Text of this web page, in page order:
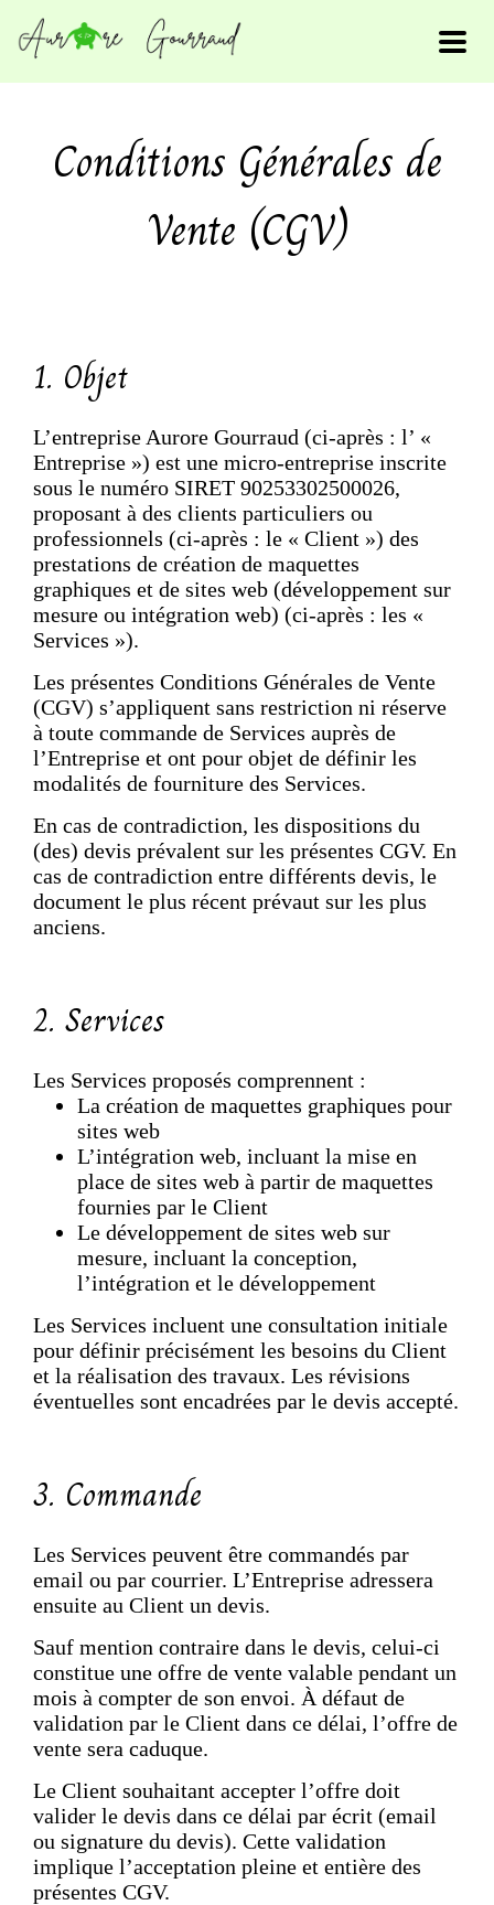
Conditions Générales de
Vente (CGV)
1. Objet
L’entreprise Aurore Gourraud (ci-après : l’ «
Entreprise ») est une micro-entreprise inscrite
sous le numéro SIRET 90253302500026,
proposant à des clients particuliers ou
professionnels (ci-après : le « Client ») des
prestations de création de maquettes
graphiques et de sites web (développement sur
mesure ou intégration web) (ci-après : les «
Services »).
Les présentes Conditions Générales de Vente
(CGV) s’appliquent sans restriction ni réserve
à toute commande de Services auprès de
l’Entreprise et ont pour objet de définir les
modalités de fourniture des Services.
En cas de contradiction, les dispositions du
(des) devis prévalent sur les présentes CGV. En
cas de contradiction entre différents devis, le
document le plus récent prévaut sur les plus
anciens.
2. Services
Les Services proposés comprennent :
La création de maquettes graphiques pour
sites web
L’intégration web, incluant la mise en
place de sites web à partir de maquettes
fournies par le Client
Le développement de sites web sur
mesure, incluant la conception,
l’intégration et le développement
Les Services incluent une consultation initiale
pour définir précisément les besoins du Client
et la réalisation des travaux. Les révisions
éventuelles sont encadrées par le devis accepté.
3. Commande
Les Services peuvent être commandés par
email ou par courrier. L’Entreprise adressera
ensuite au Client un devis.
Sauf mention contraire dans le devis, celui-ci
constitue une offre de vente valable pendant un
mois à compter de son envoi. À défaut de
validation par le Client dans ce délai, l’offre de
vente sera caduque.
Le Client souhaitant accepter l’offre doit
valider le devis dans ce délai par écrit (email
ou signature du devis). Cette validation
implique l’acceptation pleine et entière des
présentes CGV.